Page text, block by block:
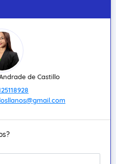
de Castillo